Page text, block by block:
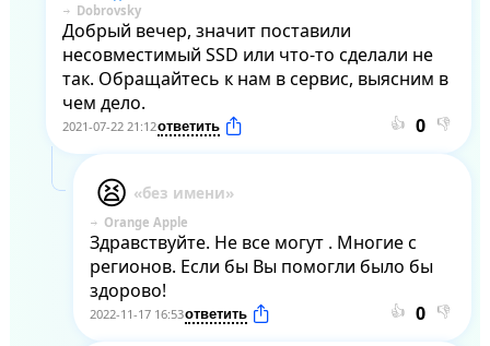
Dobrovsky
Добрый вечер, значит поставили
несовместимый SSD или что-то сделали не
так. Обращайтесь к нам в сервис, выясним в
чем дело.
2021-07-22 21:12 👍 👎
Orange Apple
Здравствуйте. Не все могут . Многие с
регионов. Если бы Вы помогли было бы
здорово!
2022-11-17 16:53 👍 👎